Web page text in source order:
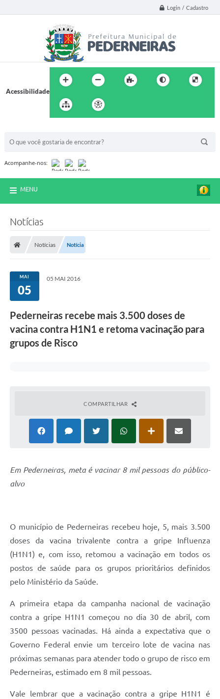
Login / Cadastro
Acessibilidade
Acompanhe-nos:
MENU
Notícias
Notícias Notícia
MAI
05
05 MAI 2016
Pederneiras recebe mais 3.500 doses de
vacina contra H1N1 e retoma vacinação para
grupos de Risco
COMPARTILHAR
Em Pederneiras, meta é vacinar 8 mil pessoas do público-
alvo
O município de Pederneiras recebeu hoje, 5, mais 3.500
doses da vacina trivalente contra a gripe Influenza
(H1N1) e, com isso, retomou a vacinação em todos os
postos de saúde para os grupos prioritários definidos
pelo Ministério da Saúde.
A primeira etapa da campanha nacional de vacinação
contra a gripe H1N1 começou no dia 30 de abril, com
3500 pessoas vacinadas. Há ainda a expectativa que o
Governo Federal envie um terceiro lote de vacina nas
próximas semanas para atender todo o grupo de risco em
Pederneiras, estimado em 8 mil pessoas.
Vale lembrar que a vacinação contra a gripe H1N1 é